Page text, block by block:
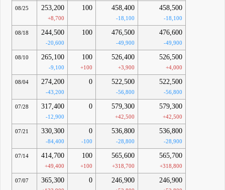
08/25 253,200
+8,700
100 458,400
-18,100
458,500
-18,100
08/18 244,500
-20,600
100 476,500
-49,900
476,600
-49,900
08/10 265,100
-9,100
100
+100
526,400
+3,900
526,500
+4,000
08/04 274,200
-43,200
0 522,500
-56,800
522,500
-56,800
07/28 317,400
-12,900
0 579,300
+42,500
579,300
+42,500
07/21 330,300
-84,400
0
-100
536,800
-28,800
536,800
-28,900
07/14 414,700
+49,400
100
+100
565,600
+318,700
565,700
+318,800
07/07 365,300 0 246,900 246,900